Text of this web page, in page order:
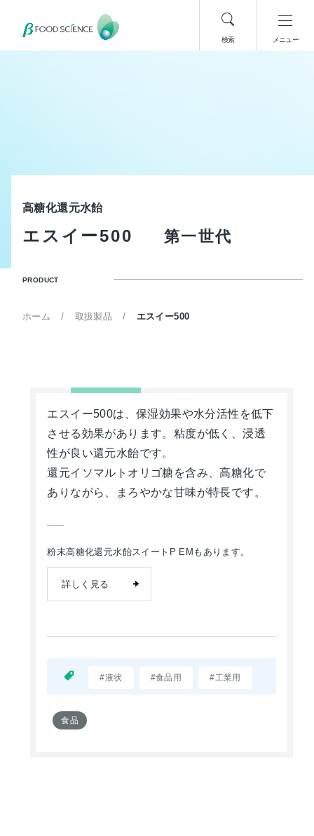
検索 メニュー
高糖化還元水飴
エス イ ー500 第一世代
PRODUCT
ホーム 取扱製品 エスイー500
エスイー500は、保湿効果や水分活性を低下
させる効果があります。粘度が低く、浸透
性が良い還元水飴です。
還元イソマルトオリゴ糖を含み、高糖化で
ありながら、まろやかな甘味が特長です。
粉末高糖化還元水飴スイートP EMもあります。
詳しく見る
#液状 #食品用 #工業用
食品